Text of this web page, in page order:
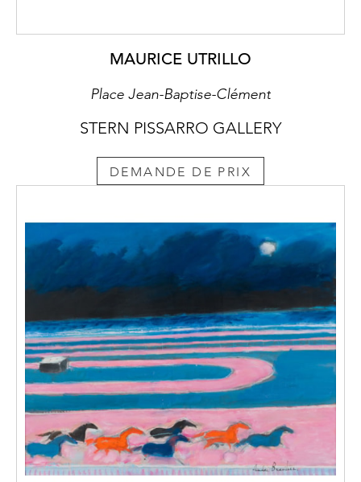
MAURICE UTRILLO
Place Jean-Baptise-Clément
STERN PISSARRO GALLERY
DEMANDE DE PRIX